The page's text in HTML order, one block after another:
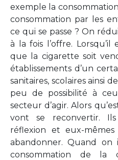
exemple la
consommation par les
ce qui se passe ? On
à la fois l’offre.
que la cigarette soit
établissements d’un
sanitaires, scolaires ainsi
peu de possibilité à
secteur d’agir. Alors
vont se reconvertir.
réflexion et eux-
abandonner. Quand
consommation de la